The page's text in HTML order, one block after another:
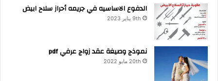
الدفوع الاساسيه في جريمه أحراز سلاح ابيض
9th يناير 2023
نموذج وصيغة عقد زواج عرفي pdf
20th مايو 2022